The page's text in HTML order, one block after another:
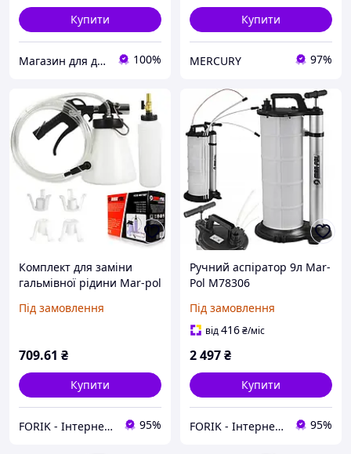
Купити
Магазин для дорослих 100%
Купити
MERCURY 97%
Комплект для заміни
гальмівної рідини Mar-pol
Під замовлення
709.61 ₴
Купити
FORIK - Інтернет гіпермаркет 95%
Ручний аспіратор 9л Mar-
Pol M78306
Під замовлення
від416₴/міс
2 497₴
Купити
FORIK - Інтернет гіпермаркет 95%